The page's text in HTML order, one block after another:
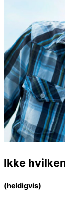
Ikke
(heldigvis)